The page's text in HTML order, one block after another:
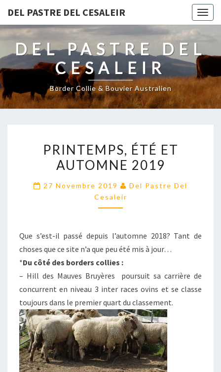
DEL PASTRE DEL CESALEIR
DEL PASTRE DEL
CESALEIR
Border Collie & Bouvier Australien
ÉTÉ
ET
2019
PRINTEMPS, ÉTÉ ET
AUTOMNE 2019
27 Novembre 2019
Del Pastre Del
Cesaleir
Que s’est-il passé depuis l’automne 2018? Tant de
choses que ce site n’a que peu été mis à jour…
*Du côté des borders collies :
– Hill des Mauves Bruyères poursuit sa carrière de
concurrent en niveau 3 inter races ovins et se classe
toujours dans le premier quart du classement.